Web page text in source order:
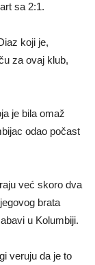
sa 2:1.
koji je,
za ovaj klub,
je bila omaž
odao počast
već skoro dva
brata
u Kolumbiji.
veruju da je to